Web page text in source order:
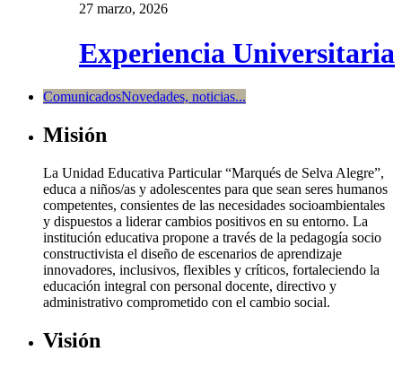
27 marzo, 2026
Experiencia Universitaria
ComunicadosNovedades, noticias...
Misión
La Unidad Educativa Particular “Marqués de Selva Alegre”,
educa a niños/as y adolescentes para que sean seres humanos
competentes, consientes de las necesidades socioambientales
y dispuestos a liderar cambios positivos en su entorno. La
institución educativa propone a través de la pedagogía socio
constructivista el diseño de escenarios de aprendizaje
innovadores, inclusivos, flexibles y críticos, fortaleciendo la
educación integral con personal docente, directivo y
administrativo comprometido con el cambio social.
Visión